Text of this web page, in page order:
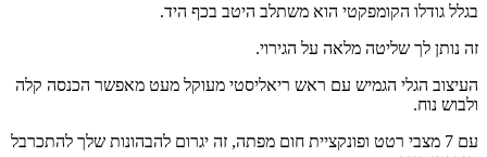
בגלל גודלו הקומפקטי הוא משתלב היטב בכף היד.
זה נותן לך שליטה מלאה על הגירוי.
העיצוב הגלי הגמיש עם ראש ריאליסטי מעוקל מעט מאפשר הכנסה קלה
ולבוש נוח.
עם 7 מצבי רטט ופונקציית חום מפתה, זה יגרום להבהונות שלך להתכרבל